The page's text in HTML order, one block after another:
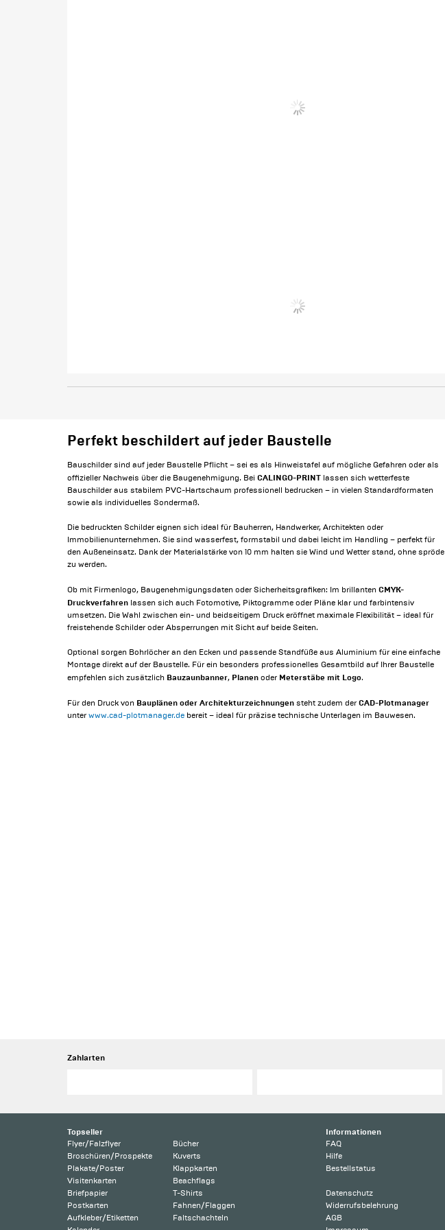
Perfekt beschildert auf jeder Baustelle
Bauschilder sind auf jeder Baustelle Pflicht – sei es als Hinweistafel auf mögliche Gefahren oder als
offizieller Nachweis über die Baugenehmigung. BeiCALINGO-PRINT lassen sich wetterfeste
Bauschilder aus stabilem PVC-Hartschaum professionell bedrucken – in vielen Standardformaten
sowie als individuelles Sondermaß.
Die bedruckten Schilder eignen sich ideal für Bauherren, Handwerker, Architekten oder
Immobilienunternehmen. Sie sind wasserfest, formstabil und dabei leicht im Handling – perfekt für
den Außeneinsatz. Dank der Materialstärke von 10 mm halten sie Wind und Wetter stand, ohne spröde
zu werden.
Ob mit Firmenlogo, Baugenehmigungsdaten oder Sicherheitsgrafiken: Im brillantenCMYK-
Druckverfahren lassen sich auch Fotomotive, Piktogramme oder Pläne klar und farbintensiv
umsetzen. Die Wahl zwischen ein- und beidseitigem Druck eröffnet maximale Flexibilität – ideal für
freistehende Schilder oder Absperrungen mit Sicht auf beide Seiten.
Optional sorgen Bohrlöcher an den Ecken und passende Standfüße aus Aluminium für eine einfache
Montage direkt auf der Baustelle. Für ein besonders professionelles Gesamtbild auf Ihrer Baustelle
empfehlen sich zusätzlich Bauzaunbanner, Planen oder Meterstäbe mit Logo.
Für den Druck von Bauplänen oder Architekturzeichnungen steht zudem derCAD-Plotmanager
unterwww.cad-plotmanager.de bereit – ideal für präzise technische Unterlagen im Bauwesen.
Zahlarten
Topseller
Flyer/Falzflyer
Broschüren/Prospekte
Plakate/Poster
Visitenkarten
Briefpapier
Postkarten
Aufkleber/Etiketten
Bücher
Kuverts
Klappkarten
Beachflags
T-Shirts
Fahnen/Flaggen
Faltschachteln
Informationen
FAQ
Hilfe
Bestellstatus
Datenschutz
Widerrufsbelehrung
AGB